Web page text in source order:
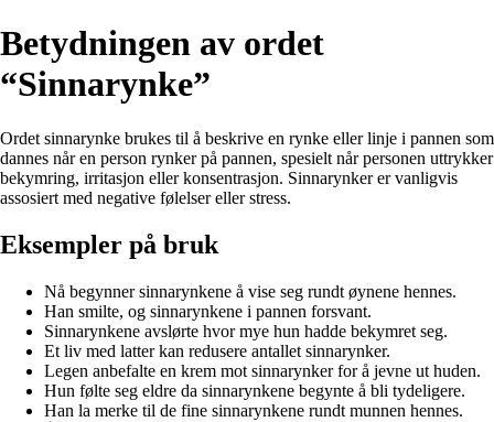
Betydningen av ordet
“Sinnarynke”
Ordet sinnarynke brukes til å beskrive en rynke eller linje i pannen som
dannes når en person rynker på pannen, spesielt når personen uttrykker
bekymring, irritasjon eller konsentrasjon. Sinnarynker er vanligvis
assosiert med negative følelser eller stress.
Eksempler på bruk
Nå begynner sinnarynkene å vise seg rundt øynene hennes.
Han smilte, og sinnarynkene i pannen forsvant.
Sinnarynkene avslørte hvor mye hun hadde bekymret seg.
Et liv med latter kan redusere antallet sinnarynker.
Legen anbefalte en krem mot sinnarynker for å jevne ut huden.
Hun følte seg eldre da sinnarynkene begynte å bli tydeligere.
Han la merke til de fine sinnarynkene rundt munnen hennes.